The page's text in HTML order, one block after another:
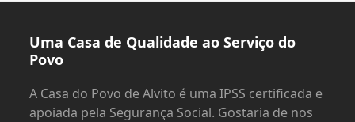
Uma Casa de Qualidade ao Serviço do
Povo
A Casa do Povo de Alvito é uma IPSS certificada e
apoiada pela Segurança Social. Gostaria de nos